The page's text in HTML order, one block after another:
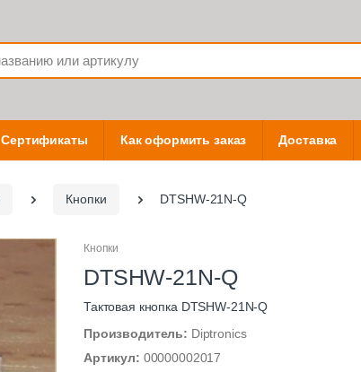
Сертификаты Как оформить заказ Доставка
Кнопки DTSHW-21N-Q
Кнопки
DTSHW-21N-Q
Тактовая кнопка DTSHW-21N-Q
Производитель: Diptronics
Артикул: 00000002017